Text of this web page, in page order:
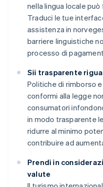
nella lingua locale
Traduci le tue
assistenza in
barriere linguistiche
processo di
Sii trasparente
Politiche di rimborso
conformi alla legge
consumatori
in modo trasparente
ridurre al minimo
contribuire ad
Prendi in
valute